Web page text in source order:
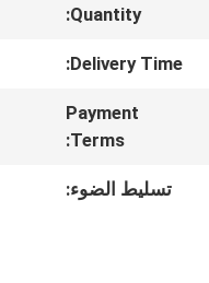
المعمل
مراقبة
الجودة
Quantity:
Delivery Time:
Payment
Terms:
تسليط الضوء: